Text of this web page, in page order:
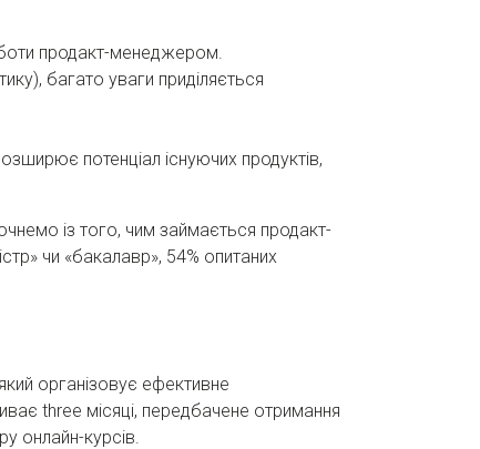
продакт-менеджером.
багато уваги приділяється
потенціал існуючих продуктів,
із того, чим займається продакт-
чи «бакалавр», 54% опитаних
організовує ефективне
three місяці, передбачене отримання
онлайн-курсів.